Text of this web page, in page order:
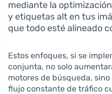
mediante la
y etiquetas alt en tus
que todo esté alineado
Estos enfoques, si se
conjunta, no solo
motores de búsqueda,
flujo constante de tráfico